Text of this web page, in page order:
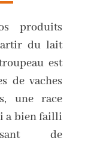
produits
du lait
est
de vaches
une race
a bien failli
de